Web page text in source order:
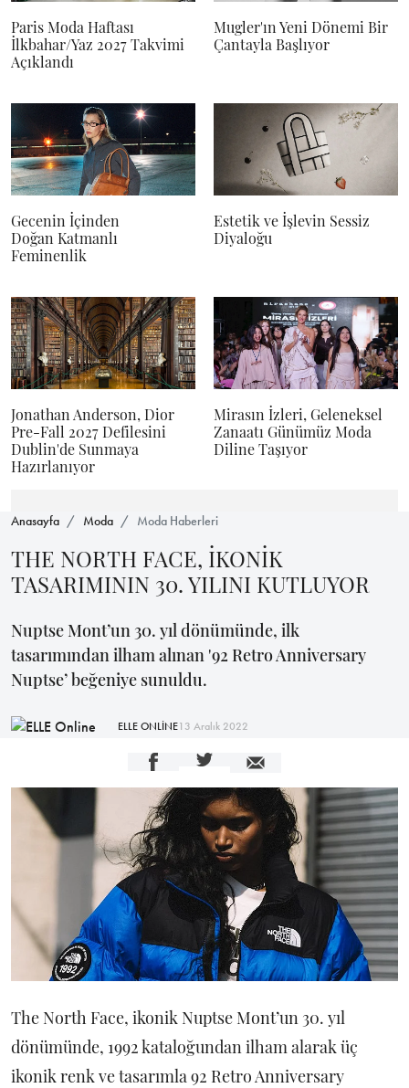
Paris Moda Haftası
İlkbahar/Yaz 2027 Takvimi
Açıklandı
Mugler'ın Yeni Dönemi Bir
Çantayla Başlıyor
Gecenin İçinden
Doğan Katmanlı
Feminenlik
Estetik ve İşlevin Sessiz
Diyaloğu
Jonathan Anderson, Dior
Pre-Fall 2027 Defilesini
Dublin'de Sunmaya
Hazırlanıyor
Mirasın İzleri, Geleneksel
Zanaatı Günümüz Moda
Diline Taşıyor
Anasayfa Moda Moda Haberleri
THE NORTH FACE, İKONİK
TASARIMININ 30. YILINI KUTLUYOR
Nuptse Mont’un 30. yıl dönümünde, ilk
tasarımından ilham alınan '92 Retro Anniversary
Nuptse’ beğeniye sunuldu.
ELLE ONLİNE13 Aralık 2022
The North Face, ikonik Nuptse Mont’un 30. yıl
dönümünde, 1992 kataloğundan ilham alarak üç
ikonik renk ve tasarımla 92 Retro Anniversary